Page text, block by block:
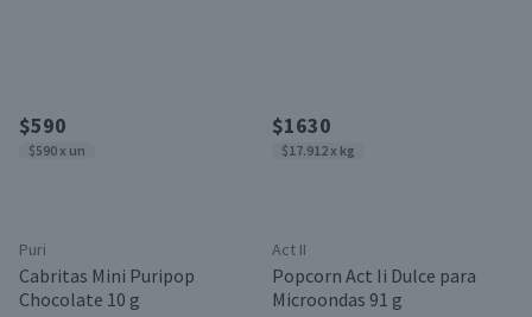
$590
$590 x un
Puri
Cabritas Mini Puripop
Chocolate 10 g
$1630
$17.912 x kg
Act II
Popcorn Act Ii Dulce para
Microondas 91 g